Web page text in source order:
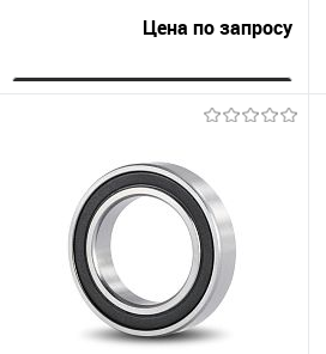
Цена по запросу
Запросить цену
Купить в 1 клик
К сравнению
В избранное
Под заказ